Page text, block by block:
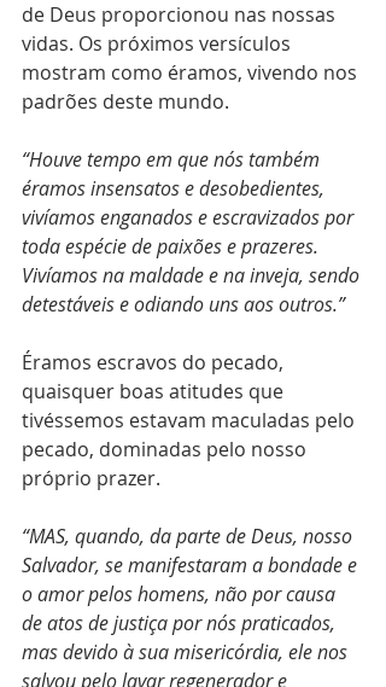
de Deus proporcionou nas nossas
vidas. Os próximos versículos
mostram como éramos, vivendo nos
padrões deste mundo.
“Houve tempo em que nós também
éramos insensatos e desobedientes,
vivíamos enganados e escravizados por
toda espécie de paixões e prazeres.
Vivíamos na maldade e na inveja, sendo
detestáveis e odiando uns aos outros.”
Éramos escravos do pecado,
quaisquer boas atitudes que
tivéssemos estavam maculadas pelo
pecado, dominadas pelo nosso
próprio prazer.
“MAS, quando, da parte de Deus, nosso
Salvador, se manifestaram a bondade e
o amor pelos homens, não por causa
de atos de justiça por nós praticados,
mas devido à sua misericórdia, ele nos
salvou pelo lavar regenerador e